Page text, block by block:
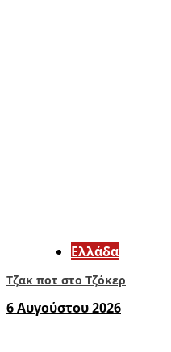
Ελλάδα
Τζακ ποτ στο Τζόκερ
6 Αυγούστου 2026